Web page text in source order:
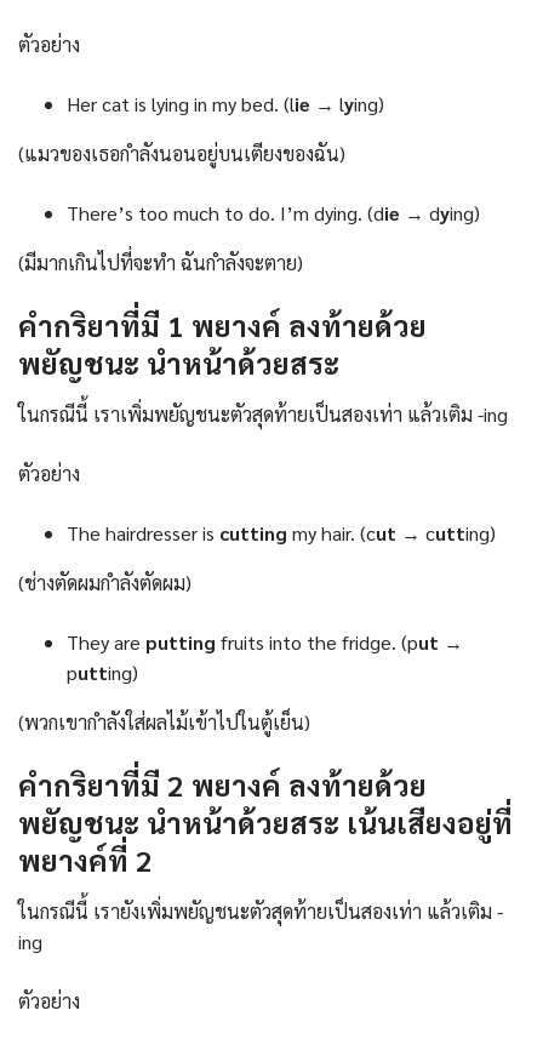
ตัวอย่าง
Her cat is lying in my bed. (lie → lying)
(แมวของเธอกำลังนอนอยู่บนเตียงของฉัน)
There’s too much to do. I’m dying. (die → dying)
(มีมากเกินไปที่จะทำ ฉันกำลังจะตาย)
คำกริยาที่มี 1 พยางค์ ลงท้ายด้วย
พยัญชนะ นำหน้าด้วยสระ
ในกรณีนี้ เราเพิ่มพยัญชนะตัวสุดท้ายเป็นสองเท่า แล้วเติม -ing
ตัวอย่าง
The hairdresser is cutting my hair. (cut → cutting)
(ช่างตัดผมกำลังตัดผม)
They are putting fruits into the fridge. (put →
putting)
(พวกเขากำลังใส่ผลไม้เข้าไปในตู้เย็น)
คำกริยาที่มี 2 พยางค์ ลงท้ายด้วย
พยัญชนะ นำหน้าด้วยสระ เน้นเสียงอยู่ที่
พยางค์ที่ 2
ในกรณีนี้ เรายังเพิ่มพยัญชนะตัวสุดท้ายเป็นสองเท่า แล้วเติม -
ing
ตัวอย่าง